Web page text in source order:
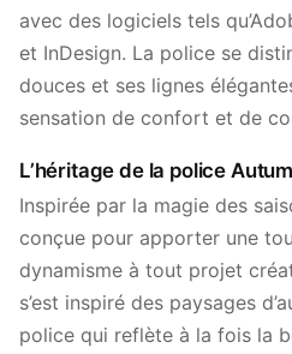
avec des logiciels tels
et InDesign. La police se
douces et ses lignes
sensation de confort et de
L’héritage de la police
Inspirée par la magie des
conçue pour apporter une
dynamisme à tout projet
s’est inspiré des paysages
police qui reflète à la fois la